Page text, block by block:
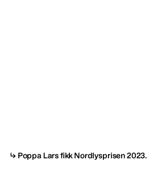
Poppa Lars fikk Nordlysprisen 2023.